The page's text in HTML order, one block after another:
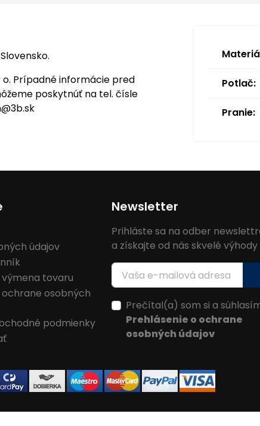
Prípadné informácie pred
poskytnúť na tel. čísle
Potlač:
Pranie:
údajov
tovaru
ochrane osobných
podmienky
Newsletter
Prihláste sa na odber
a získajte od nás skvelé výhody
Prečítal(a) som si a
Prehlásenie o ochrane
osobných údajov